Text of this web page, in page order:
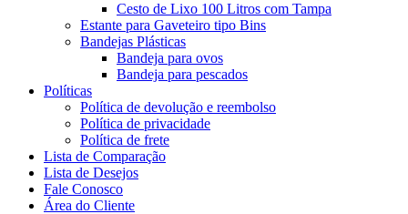
Cesto de Lixo 100 Litros com Tampa
Estante para Gaveteiro tipo Bins
Bandejas Plásticas
Bandeja para ovos
Bandeja para pescados
Políticas
Política de devolução e reembolso
Política de privacidade
Política de frete
Lista de Comparação
Lista de Desejos
Fale Conosco
Área do Cliente